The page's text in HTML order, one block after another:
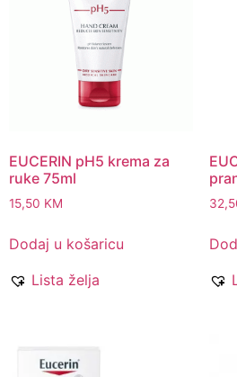
EUCERIN pH5 krema za
ruke 75ml
15,50 KM
Dodaj u košaricu
Lista želja